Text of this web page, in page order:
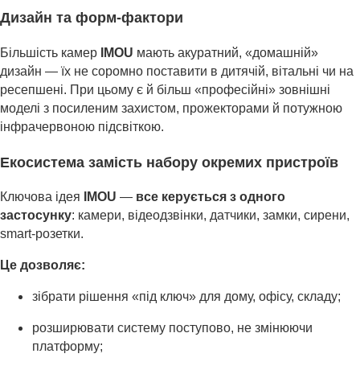
Дизайн та форм-фактори
Більшість камер IMOU мають акуратний, «домашній»
дизайн — їх не соромно поставити в дитячій, вітальні чи на
ресепшені. При цьому є й більш «професійні» зовнішні
моделі з посиленим захистом, прожекторами й потужною
інфрачервоною підсвіткою.
Екосистема замість набору окремих пристроїв
Ключова ідея IMOU — все керується з одного
застосунку: камери, відеодзвінки, датчики, замки, сирени,
smart-розетки.
Це дозволяє:
зібрати рішення «під ключ» для дому, офісу, складу;
розширювати систему поступово, не змінюючи
платформу;